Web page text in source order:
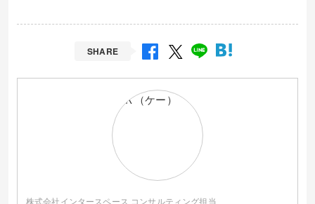
SHARE
株式会社インタースペース コンサルティング担当